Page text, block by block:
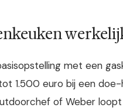
met een
1.500 euro bij een
of Weber